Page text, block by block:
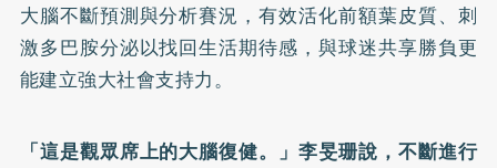
大腦不斷預測與分析賽況，有效活化前額葉皮質、刺
激多巴胺分泌以找回生活期待感，與球迷共享勝負更
能建立強大社會支持力。
「這是觀眾席上的大腦復健。」李旻珊說，不斷進行